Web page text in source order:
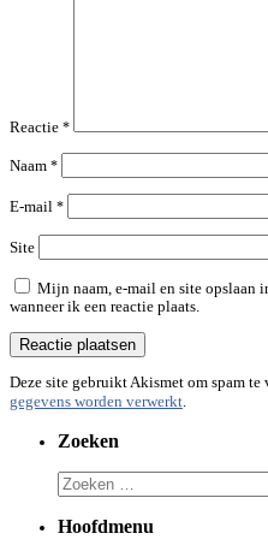
Reactie *
Naam *
E-mail *
Site
Mijn naam, e-mail en site opslaan
wanneer ik een reactie plaats.
Deze site gebruikt Akismet om spam te
gegevens worden verwerkt.
Zoeken
Zoeken
naar:
Hoofdmenu